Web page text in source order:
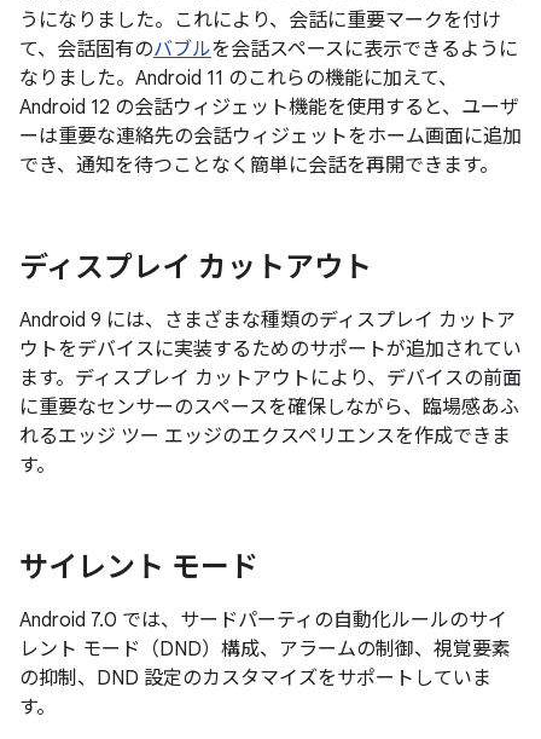
うになりました。これにより、会話に重要マークを付け
て、会話固有のバブルを会話スペースに表示できるように
なりました。Android 11 のこれらの機能に加えて、
Android 12 の会話ウィジェット機能を使用すると、ユーザ
ーは重要な連絡先の会話ウィジェットをホーム画面に追加
でき、通知を待つことなく簡単に会話を再開できます。
ディスプレイ カットアウト
Android 9 には、さまざまな種類のディスプレイ カットア
ウトをデバイスに実装するためのサポートが追加されてい
ます。ディスプレイ カットアウトにより、デバイスの前面
に重要なセンサーのスペースを確保しながら、臨場感あふ
れるエッジ ツー エッジのエクスペリエンスを作成できま
す。
サイレント モード
Android 7.0 では、サードパーティの自動化ルールのサイ
レント モード（DND）構成、アラームの制御、視覚要素
の抑制、DND 設定のカスタマイズをサポートしていま
す。